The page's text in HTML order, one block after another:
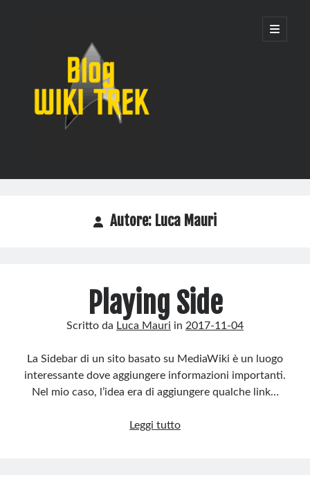
apri
menu
Barra
Quando i robot prendono d’assalto una wiki: come abbiamo protetto
Ricorrenze in Home Page
Nessun commento da mostrare.
Autore: Luca Mauri
Playing Side
Scritto da Luca Mauri in 2017-11-04
La Sidebar di un sito basato su MediaWiki è un luogo
interessante dove aggiungere informazioni importanti.
Nel mio caso, l’idea era di aggiungere qualche link…
Leggi tuttoPlaying